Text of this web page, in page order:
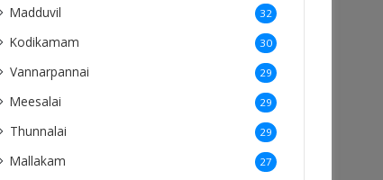
Madduvil 32
Kodikamam 30
Vannarpannai 29
Meesalai 29
Thunnalai 29
Mallakam 27